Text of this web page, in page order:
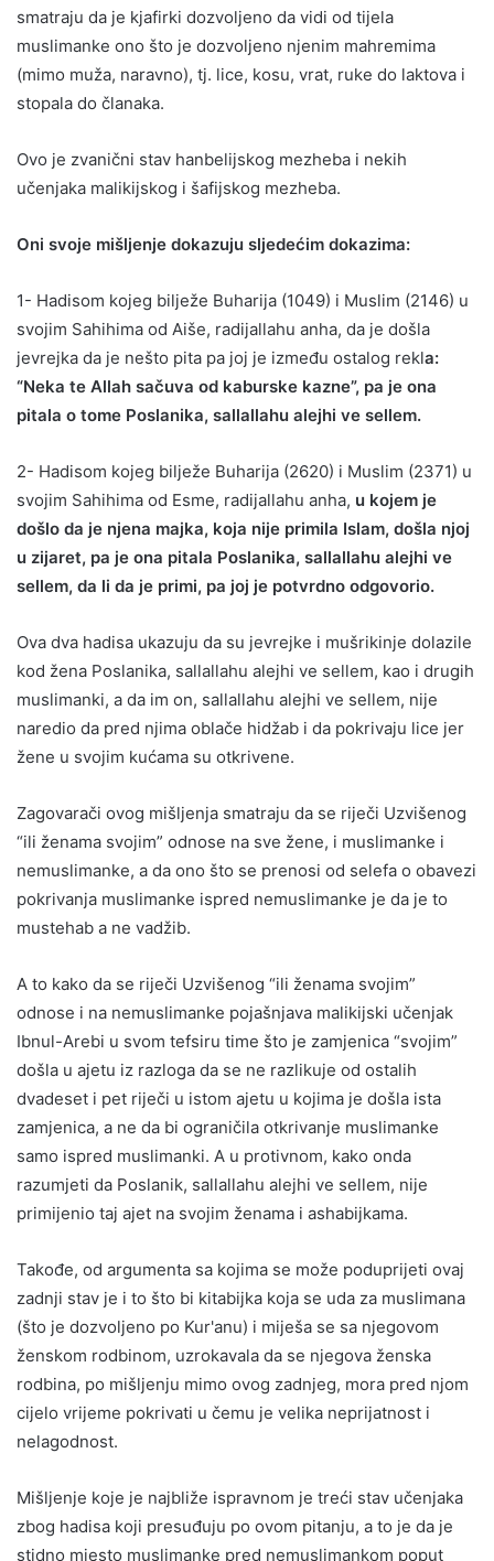
smatraju da je kjafirki dozvoljeno da vidi od tijela
muslimanke ono što je dozvoljeno njenim mahremima
(mimo muža, naravno), tj. lice, kosu, vrat, ruke do laktova i
stopala do članaka.
Ovo je zvanični stav hanbelijskog mezheba i nekih
učenjaka malikijskog i šafijskog mezheba.
Oni svoje mišljenje dokazuju sljedećim dokazima:
1- Hadisom kojeg bilježe Buharija (1049) i Muslim (2146) u
svojim Sahihima od Aiše, radijallahu anha, da je došla
jevrejka da je nešto pita pa joj je između ostalog rekla:
“Neka te Allah sačuva od kaburske kazne”, pa je ona
pitala o tome Poslanika, sallallahu alejhi ve sellem.
2- Hadisom kojeg bilježe Buharija (2620) i Muslim (2371) u
svojim Sahihima od Esme, radijallahu anha, u kojem je
došlo da je njena majka, koja nije primila Islam, došla njoj
u zijaret, pa je ona pitala Poslanika, sallallahu alejhi ve
sellem, da li da je primi, pa joj je potvrdno odgovorio.
Ova dva hadisa ukazuju da su jevrejke i mušrikinje dolazile
kod žena Poslanika, sallallahu alejhi ve sellem, kao i drugih
muslimanki, a da im on, sallallahu alejhi ve sellem, nije
naredio da pred njima oblače hidžab i da pokrivaju lice jer
žene u svojim kućama su otkrivene.
Zagovarači ovog mišljenja smatraju da se riječi Uzvišenog
“ili ženama svojim” odnose na sve žene, i muslimanke i
nemuslimanke, a da ono što se prenosi od selefa o obavezi
pokrivanja muslimanke ispred nemuslimanke je da je to
mustehab a ne vadžib.
A to kako da se riječi Uzvišenog “ili ženama svojim”
odnose i na nemuslimanke pojašnjava malikijski učenjak
Ibnul-Arebi u svom tefsiru time što je zamjenica “svojim”
došla u ajetu iz razloga da se ne razlikuje od ostalih
dvadeset i pet riječi u istom ajetu u kojima je došla ista
zamjenica, a ne da bi ograničila otkrivanje muslimanke
samo ispred muslimanki. A u protivnom, kako onda
razumjeti da Poslanik, sallallahu alejhi ve sellem, nije
primijenio taj ajet na svojim ženama i ashabijkama.
Takođe, od argumenta sa kojima se može poduprijeti ovaj
zadnji stav je i to što bi kitabijka koja se uda za muslimana
(što je dozvoljeno po Kur'anu) i miješa se sa njegovom
ženskom rodbinom, uzrokavala da se njegova ženska
rodbina, po mišljenju mimo ovog zadnjeg, mora pred njom
cijelo vrijeme pokrivati u čemu je velika neprijatnost i
nelagodnost.
Mišljenje koje je najbliže ispravnom je treći stav učenjaka
zbog hadisa koji presuđuju po ovom pitanju, a to je da je
stidno mjesto muslimanke pred nemuslimankom poput